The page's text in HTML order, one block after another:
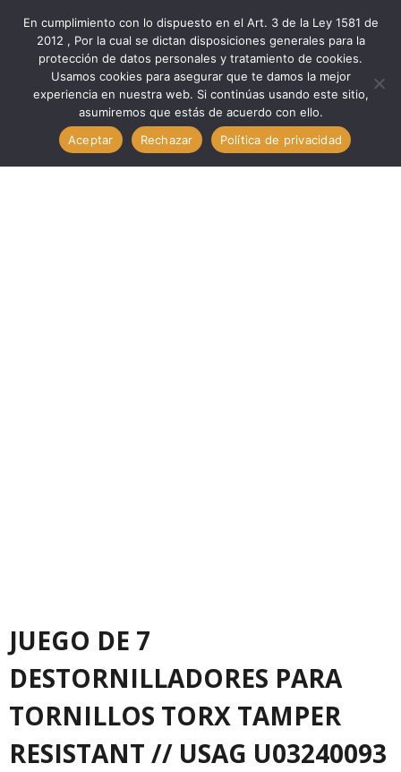
Marcas
Usag
JUEGO DE 7 DESTORNILLADORES PARA TORNILLOS TORX
TAMPER RESISTANT // USAG U03240093
JUEGO DE 7
DESTORNILLADORES PARA
TORNILLOS TORX TAMPER
RESISTANT // USAG U03240093
En cumplimiento con lo dispuesto en el Art. 3 de la Ley 1581 de
2012 , Por la cual se dictan disposiciones generales para la
protección de datos personales y tratamiento de cookies.
Usamos cookies para asegurar que te damos la mejor
experiencia en nuestra web. Si continúas usando este sitio,
asumiremos que estás de acuerdo con ello.
Aceptar
Rechazar Política de privacidad